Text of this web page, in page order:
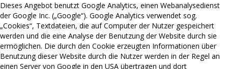
Dieses Angebot benutzt Google Analytics, einen Webanalysedienst
der Google Inc. („Google“). Google Analytics verwendet sog.
„Cookies“, Textdateien, die auf Computer der Nutzer gespeichert
werden und die eine Analyse der Benutzung der Website durch sie
ermöglichen. Die durch den Cookie erzeugten Informationen über
Benutzung dieser Website durch die Nutzer werden in der Regel an
einen Server von Google in den USA übertragen und dort